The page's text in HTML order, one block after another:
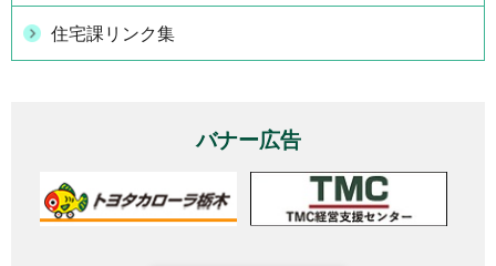
住宅課リンク集
バナー広告